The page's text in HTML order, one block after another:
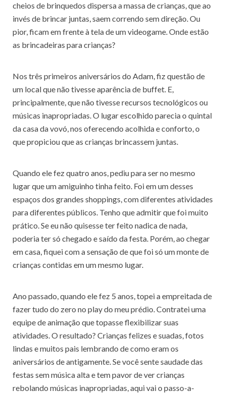
cheios de brinquedos dispersa a massa de crianças, que ao
invés de brincar juntas, saem correndo sem direção. Ou
pior, ficam em frente à tela de um videogame. Onde estão
as brincadeiras para crianças?
Nos três primeiros aniversários do Adam, fiz questão de
um local que não tivesse aparência de buffet. E,
principalmente, que não tivesse recursos tecnológicos ou
músicas inapropriadas. O lugar escolhido parecia o quintal
da casa da vovó, nos oferecendo acolhida e conforto, o
que propiciou que as crianças brincassem juntas.
Quando ele fez quatro anos, pediu para ser no mesmo
lugar que um amiguinho tinha feito. Foi em um desses
espaços dos grandes shoppings, com diferentes atividades
para diferentes públicos. Tenho que admitir que foi muito
prático. Se eu não quisesse ter feito nadica de nada,
poderia ter só chegado e saído da festa. Porém, ao chegar
em casa, fiquei com a sensação de que foi só um monte de
crianças contidas em um mesmo lugar.
Ano passado, quando ele fez 5 anos, topei a empreitada de
fazer tudo do zero no play do meu prédio. Contratei uma
equipe de animação que topasse flexibilizar suas
atividades. O resultado? Crianças felizes e suadas, fotos
lindas e muitos pais lembrando de como eram os
aniversários de antigamente. Se você sente saudade das
festas sem música alta e tem pavor de ver crianças
rebolando músicas inapropriadas, aqui vai o passo-a-